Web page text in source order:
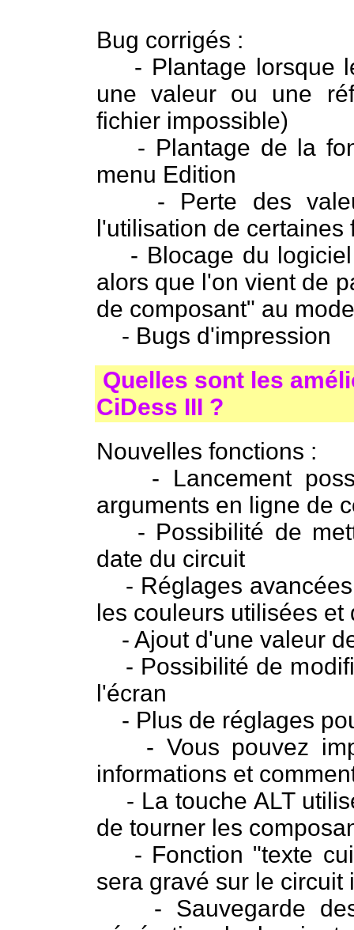
Bug corrigés :
- Plantage lorsque
une valeur ou une
fichier impossible)
- Plantage de la
menu Edition
- Perte des
l'utilisation de certaines
- Blocage du logiciel
alors que l'on vient de
de composant" au
- Bugs d'impression
Quelles sont les
CiDess III ?
Nouvelles fonctions :
- Lancement
arguments en ligne de
- Possibilité de
date du circuit
- Réglages avancées
les couleurs utilisées
- Ajout d'une valeur
- Possibilité de
l'écran
- Plus de réglages
- Vous pouvez
informations et
- La touche ALT
de tourner les
- Fonction "texte
sera gravé sur le circuit
- Sauvegarde des